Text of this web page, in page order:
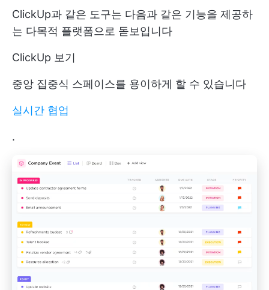
ClickUp과 같은 도구는 다음과 같은 기능을 제공하
는 다목적 플랫폼으로 돋보입니다
ClickUp 보기
중앙 집중식 스페이스를 용이하게 할 수 있습니다
실시간 협업
.